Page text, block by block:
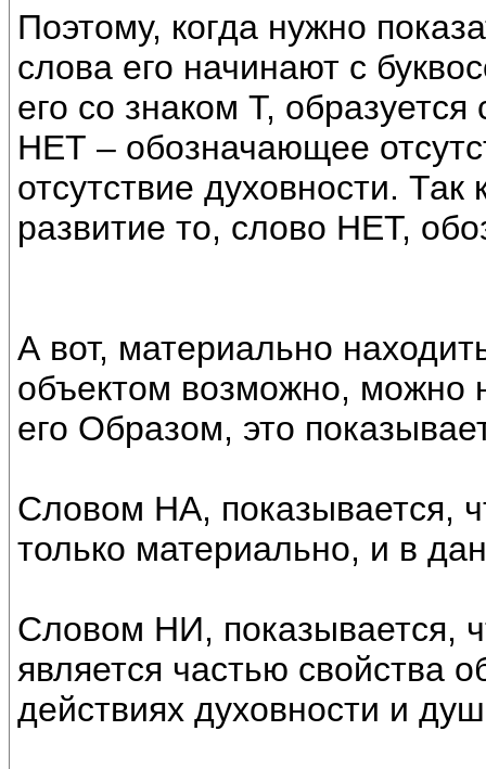
Поэтому, когда нужно
слова его начинают с
его со знаком Т, образуется
НЕТ – обозначающее
отсутствие духовности. Так
развитие то, слово НЕТ,
А вот, материально
объектом возможно, можно
его Образом, это
Словом НА, показывается,
только материально, и в
Словом НИ, показывается,
является частью свойства
действиях духовности и